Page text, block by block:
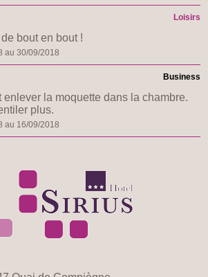
Loisirs
bout en bout !
au 30/09/2018
Business
enlever la moquette dans la chambre.
plus.
au 16/09/2018